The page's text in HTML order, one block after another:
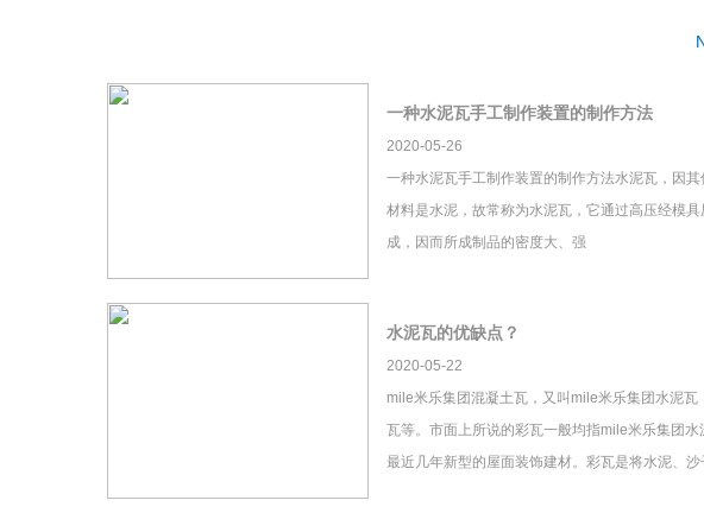
一种水泥瓦手工制作装置的制作方法
2020-05-26
一种水泥瓦手工制作装置的制作方法水泥瓦，因其
材料是水泥，故常称为水泥瓦，它通过高压经模具
成，因而所成制品的密度大、强
水泥瓦的优缺点？
2020-05-22
mile米乐集团混凝土瓦，又叫mile米乐集团水泥瓦
瓦等。市面上所说的彩瓦一般均指mile米乐集团水
最近几年新型的屋面装饰建材。彩瓦是将水泥、沙